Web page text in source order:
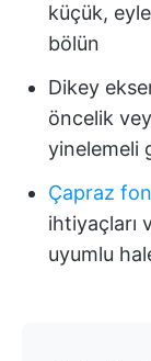
küçük,
bölün
Dikey
öncelik
yinelemeli
Çapraz
ihtiyaçları
uyumlu